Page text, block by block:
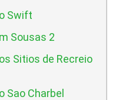
Swift
Sousas 2
Sitios de Recreio
Sao Charbel